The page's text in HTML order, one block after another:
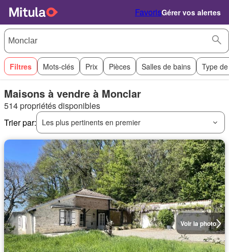
FavorisGérer vos alertes
Filtres Mots-clés Prix Pièces Salles de bains Type
Maisons à vendre à Monclar
514 propriétés disponibles
Trier par:
Les plus pertinents en premier
Voir la photo